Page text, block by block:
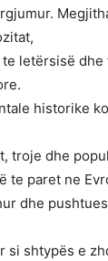
letërsisë
historike
troje dhe
te paret ne
dhe
si shtypës e